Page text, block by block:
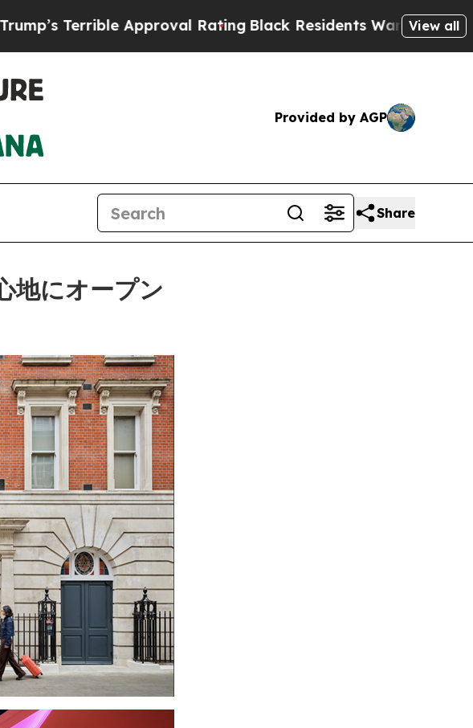
Approval RatingBlack Residents Warned of Abusive Cops for
View all
Provided by AGP
Share
地にオープン